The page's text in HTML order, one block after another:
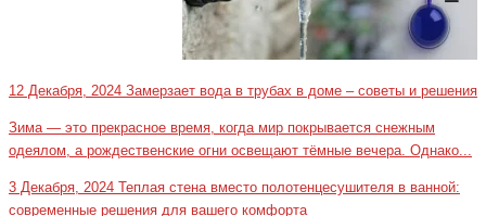
12 Декабря, 2024 Замерзает вода в трубах в доме – советы и решения
Зима — это прекрасное время, когда мир покрывается снежным
одеялом, а рождественские огни освещают тёмные вечера. Однако...
3 Декабря, 2024 Теплая стена вместо полотенцесушителя в ванной:
современные решения для вашего комфорта